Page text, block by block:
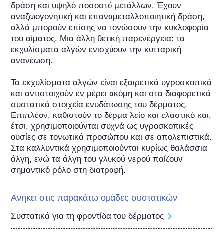
δράση και υψηλό ποσοστό μετάλλων. Έχουν
αναζωογονητική και επαναμεταλλοποιητική δράση,
αλλά μπορούν επίσης να τονώσουν την κυκλοφορία
του αίματος. Μια άλλη θετική παρενέργεια: τα
εκχυλίσματα αλγών ενισχύουν την κυτταρική
ανανέωση.
Τα εκχυλίσματα αλγών είναι εξαιρετικά υγροσκοπικά
και αντιστοιχούν εν μέρει ακόμη και στα διαφορετικά
συστατικά στοιχεία ενυδάτωσης του δέρματος.
Επιπλέον, καθιστούν το δέρμα λείο και ελαστικό και,
έτσι, χρησιμοποιούνται συχνά ως υγροσκοπικές
ουσίες σε τονωτικά προσώπου και σε απολεπιστικά.
Στα καλλυντικά χρησιμοποιούνται κυρίως θαλάσσια
άλγη, ενώ τα άλγη του γλυκού νερού παίζουν
σημαντικό ρόλο στη διατροφή.
Ανήκει στις παρακάτω ομάδες συστατικών
Συστατικά για τη φροντίδα του δέρματος